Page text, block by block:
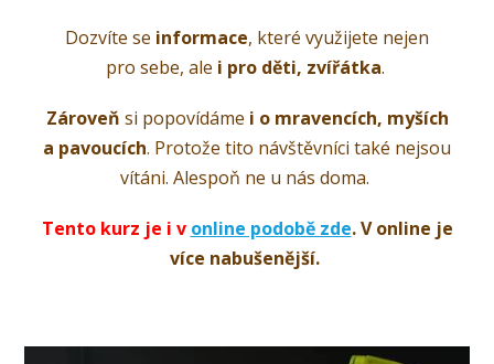
Dozvíte se informace, které využijete nejen
pro sebe, ale i pro děti, zvířátka.
Zároveň si popovídáme i o mravencích, myších
a pavoucích. Protože tito návštěvníci také nejsou
vítáni. Alespoň ne u nás doma.
Tento kurz je i v online podobě zde. V online je
více nabušenější.